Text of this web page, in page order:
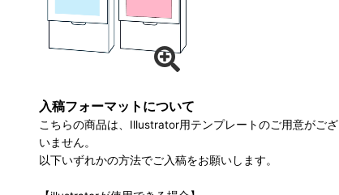
入稿フォーマットについて
こちらの商品は、Illustrator用テンプレートのご用意がござ
いません。
以下いずれかの方法でご入稿をお願いします。